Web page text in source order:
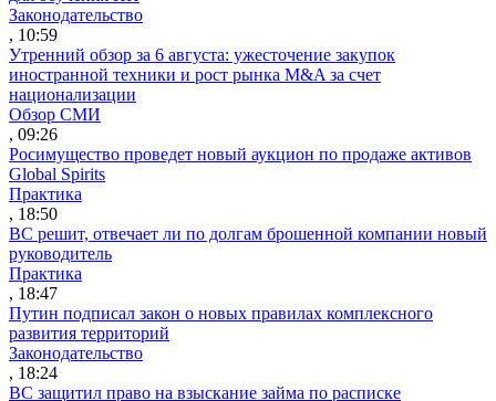
Законодательство
, 10:59
Утренний обзор за 6 августа: ужесточение закупок
иностранной техники и рост рынка M&A за счет
национализации
Обзор СМИ
, 09:26
Росимущество проведет новый аукцион по продаже активов
Global Spirits
Практика
, 18:50
ВС решит, отвечает ли по долгам брошенной компании новый
руководитель
Практика
, 18:47
Путин подписал закон о новых правилах комплексного
развития территорий
Законодательство
, 18:24
ВС защитил право на взыскание займа по расписке